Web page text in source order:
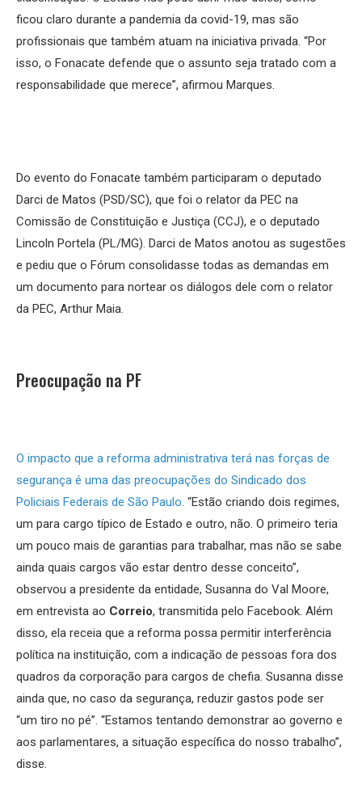
ficou claro durante a pandemia da covid-19, mas são
profissionais que também atuam na iniciativa privada. “Por
isso, o Fonacate defende que o assunto seja tratado com a
responsabilidade que merece”, afirmou Marques.
Do evento do Fonacate também participaram o deputado
Darci de Matos (PSD/SC), que foi o relator da PEC na
Comissão de Constituição e Justiça (CCJ), e o deputado
Lincoln Portela (PL/MG). Darci de Matos anotou as sugestões
e pediu que o Fórum consolidasse todas as demandas em
um documento para nortear os diálogos dele com o relator
da PEC, Arthur Maia.
Preocupação na PF
O impacto que a reforma administrativa terá nas forças de
segurança é uma das preocupações do Sindicado dos
Policiais Federais de São Paulo . “Estão criando dois regimes,
um para cargo típico de Estado e outro, não. O primeiro teria
um pouco mais de garantias para trabalhar, mas não se sabe
ainda quais cargos vão estar dentro desse conceito”,
observou a presidente da entidade, Susanna do Val Moore,
em entrevista ao Correio, transmitida pelo Facebook. Além
disso, ela receia que a reforma possa permitir interferência
política na instituição, com a indicação de pessoas fora dos
quadros da corporação para cargos de chefia. Susanna disse
ainda que, no caso da segurança, reduzir gastos pode ser
“um tiro no pé”. “Estamos tentando demonstrar ao governo e
aos parlamentares, a situação específica do nosso trabalho”,
disse.